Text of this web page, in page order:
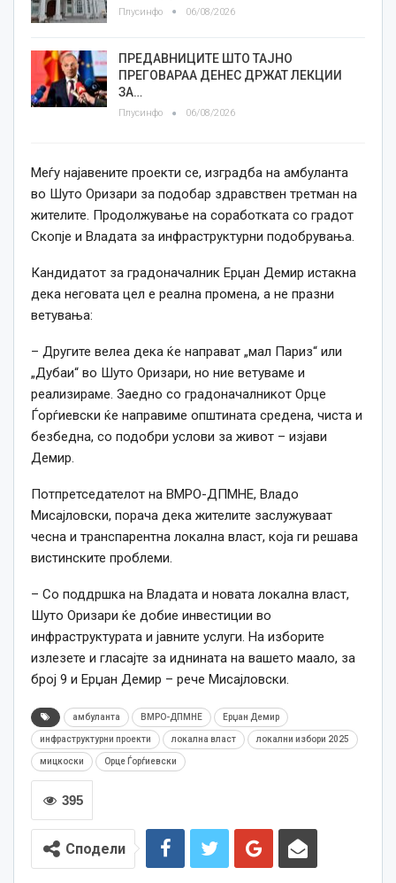
Плусинфо 06/08/2026
ПРЕДАВНИЦИТЕ ШТО ТАЈНО
ПРЕГОВАРАА ДЕНЕС ДРЖАТ ЛЕКЦИИ
ЗА…
Плусинфо 06/08/2026
Меѓу најавените проекти се, изградба на амбуланта
во Шуто Оризари за подобар здравствен третман на
жителите. Продолжување на соработката со градот
Скопје и Владата за инфраструктурни подобрувања.
Кандидатот за градоначалник Ерџан Демир истакна
дека неговата цел е реална промена, а не празни
ветувања:
– Другите велеа дека ќе направат „мал Париз“ или
„Дубаи“ во Шуто Оризари, но ние ветуваме и
реализираме. Заедно со градоначалникот Орце
Ѓорѓиевски ќе направиме општината средена, чиста и
безбедна, со подобри услови за живот – изјави
Демир.
Потпретседателот на ВМРО-ДПМНЕ, Владо
Мисајловски, порача дека жителите заслужуваат
чесна и транспарентна локална власт, која ги решава
вистинските проблеми.
– Со поддршка на Владата и новата локална власт,
Шуто Оризари ќе добие инвестиции во
инфраструктурата и јавните услуги. На изборите
излезете и гласајте за иднината на вашето маало, за
број 9 и Ерџан Демир – рече Мисајловски.
амбуланта ВМРО-ДПМНЕ Ерџан Демир
инфраструктурни проекти локална власт локални избори 2025
мицкоски Орце Ѓорѓиевски
395
Сподели